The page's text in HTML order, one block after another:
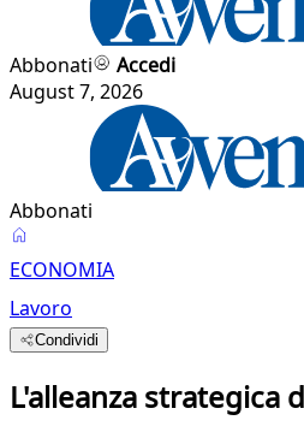
Abbonati
Accedi
August 7, 2026
Abbonati
ECONOMIA
Lavoro
Condividi
L'alleanza strategica